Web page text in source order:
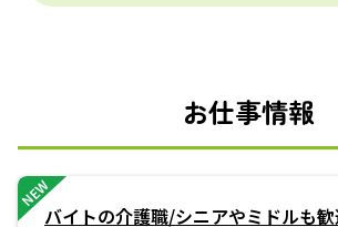
お仕事情報
NEW
バイトの介護職/シニアやミドルも